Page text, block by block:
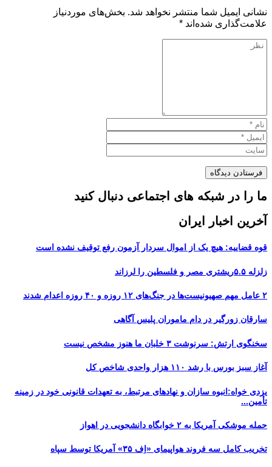
نشانی ایمیل شما منتشر نخواهد شد. بخش‌های موردنیاز
علامت‌گذاری شده‌اند *
ما را در شبکه های اجتماعی دنبال کنید
آخرین اخبار ایران
قوه قضاییه: هیچ یک از اموال سردار آزمون رفع توقیف نشده است
زلزله ۵.۵ریشتری مصر و فلسطین را لرزاند
۲ عامل مهم صهیونیست‌ها در جنگ‌های ۱۲ روزه و ۴۰ روزه اعدام شدند
سارقان زورگیر در دام ماموران پلیس آگاهی
سخنگوی ارتش: سرنوشت ۳ خلبان ما هنوز مشخص نیست
آغاز سبز بورس با رشد ۱۱۰ هزار واحدی شاخص کل
یزدی خواه:انبوه سازان و نهادهای مرتبط، به تعهدات قانونی خود در زمینه
تأمین...
حمله موشکی آمریکا به ۲ خوابگاه دانشجویی در اهواز
تخریب کامل سه فروند هواپیمای «اِف ۳۵» آمریکا توسط سپاه